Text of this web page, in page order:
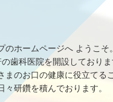
よくあ
訪問診
のホームページへ ようこそ。
歯科医院を開設しておりま
まのお口の健康に役立てる
々研鑽を積んでおります。